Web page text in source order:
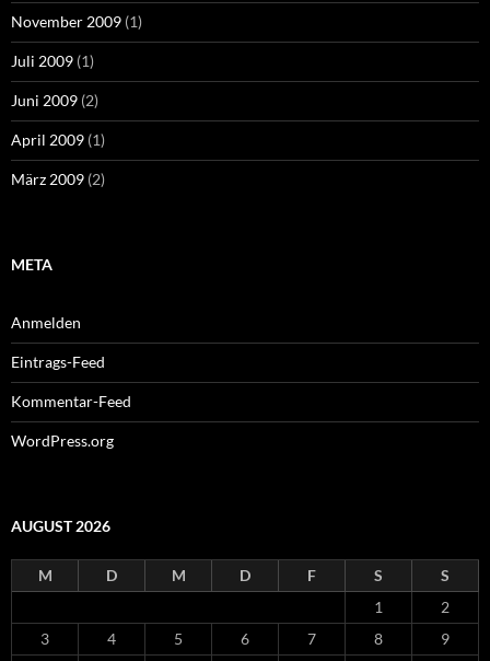
November 2009 (1)
Juli 2009 (1)
Juni 2009 (2)
April 2009 (1)
März 2009 (2)
META
Anmelden
Eintrags-Feed
Kommentar-Feed
WordPress.org
AUGUST 2026
M D M D F S
S
1
2
3
4 5 6 7 8
9